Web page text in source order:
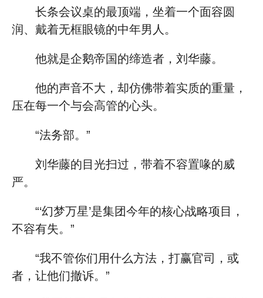
长条会议桌的最顶端，坐着一个面容圆
润、戴着无框眼镜的中年男人。
他就是企鹅帝国的缔造者，刘华藤。
他的声音不大，却仿佛带着实质的重量，
压在每一个与会高管的心头。
“法务部。”
刘华藤的目光扫过，带着不容置喙的威
严。
“‘幻梦万星’是集团今年的核心战略项目，
不容有失。”
“我不管你们用什么方法，打赢官司，或
者，让他们撤诉。”